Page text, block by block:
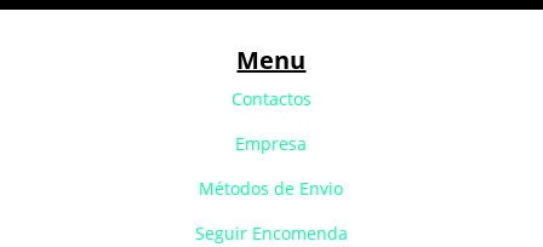
Menu
Contactos
Empresa
Métodos de Envio
Seguir Encomenda